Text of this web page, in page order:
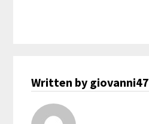
Written by giovanni47